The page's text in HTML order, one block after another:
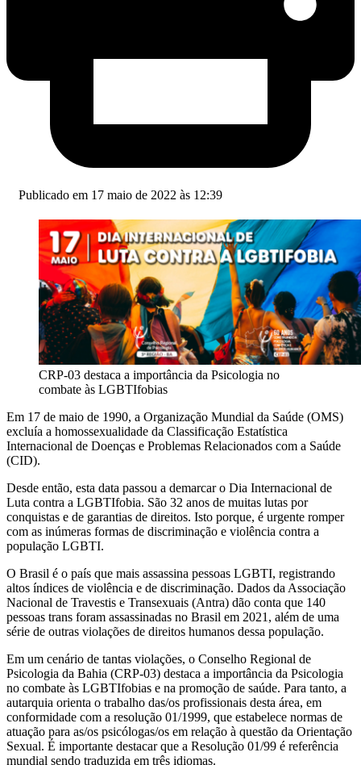
Publicado em 17 maio de 2022 às 12:39
CRP-03 destaca a importância da Psicologia no
combate às LGBTIfobias
Em 17 de maio de 1990, a Organização Mundial da Saúde (OMS)
excluía a homossexualidade da Classificação Estatística
Internacional de Doenças e Problemas Relacionados com a Saúde
(CID).
Desde então, esta data passou a demarcar o Dia Internacional de
Luta contra a LGBTIfobia. São 32 anos de muitas lutas por
conquistas e de garantias de direitos. Isto porque, é urgente romper
com as inúmeras formas de discriminação e violência contra a
população LGBTI.
O Brasil é o país que mais assassina pessoas LGBTI, registrando
altos índices de violência e de discriminação. Dados da Associação
Nacional de Travestis e Transexuais (Antra) dão conta que 140
pessoas trans foram assassinadas no Brasil em 2021, além de uma
série de outras violações de direitos humanos dessa população.
Em um cenário de tantas violações, o Conselho Regional de
Psicologia da Bahia (CRP-03) destaca a importância da Psicologia
no combate às LGBTIfobias e na promoção de saúde. Para tanto, a
autarquia orienta o trabalho das/os profissionais desta área, em
conformidade com a resolução 01/1999, que estabelece normas de
atuação para as/os psicólogas/os em relação à questão da Orientação
Sexual. É importante destacar que a Resolução 01/99 é referência
mundial sendo traduzida em três idiomas.